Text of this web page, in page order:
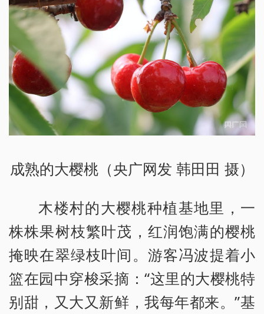
成熟的大樱桃（央广网发 韩田田 摄）
木楼村的大樱桃种植基地里，一
株株果树枝繁叶茂，红润饱满的樱桃
掩映在翠绿枝叶间。游客冯波提着小
篮在园中穿梭采摘：“这里的大樱桃特
别甜，又大又新鲜，我每年都来。”基